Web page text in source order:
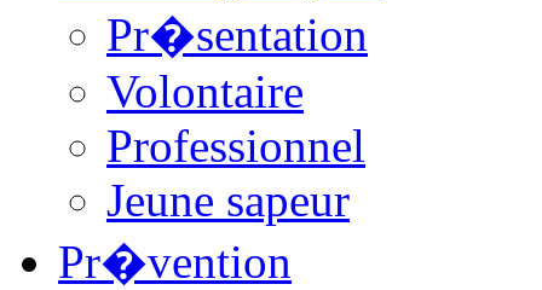
Pr�sentation
Volontaire
Professionnel
Jeune sapeur
Pr�vention